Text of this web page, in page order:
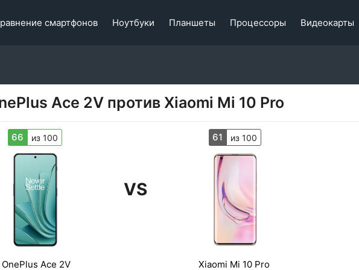
смартфонов Ноутбуки Планшеты Процессоры Видеокарты
Ace 2V против Xiaomi Mi 10 Pro
66 из 100
VS
61 из 100
OnePlus Ace 2V Xiaomi Mi 10 Pro